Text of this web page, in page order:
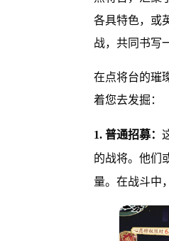
各具特色，或
战，共同书写
在点将台的璀
着您去发掘：
1. 普通招募：
的战将。他们
量。在战斗中